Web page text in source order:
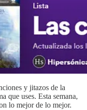
y jitazos de la
que uses. Esta semana,
lo mejor de lo mejor.